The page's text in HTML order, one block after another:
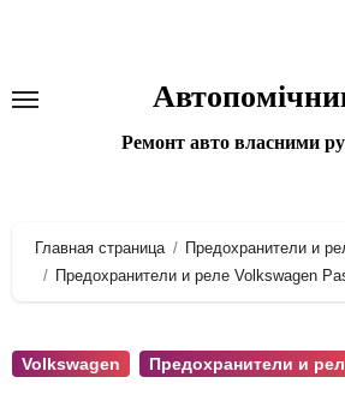
Ремонт авто власними
Главная страница
Предохранители и
Предохранители и реле Volkswagen
Volkswagen Предохранители и